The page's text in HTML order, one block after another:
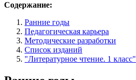
Содержание:
Ранние годы
Педагогическая карьера
Методические разработки
Список изданий
"Литературное чтение. 1 класс"